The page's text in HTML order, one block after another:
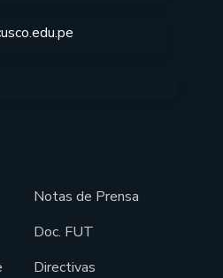
Notas de Prensa
Doc. FUT
Directivas